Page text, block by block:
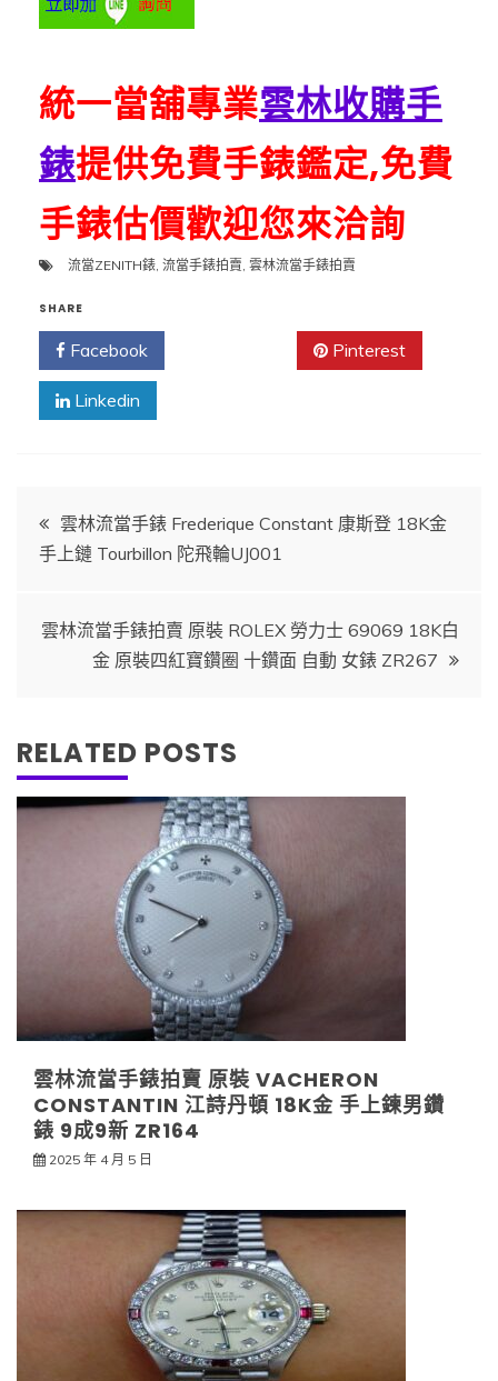
統一當舖專業雲林收購手
錶提供免費手錶鑑定,免費
手錶估價歡迎您來洽詢
流當ZENITH錶, 流當手錶拍賣, 雲林流當手錶拍賣
SHARE
Facebook Pinterest
Linkedin
文
章
導
雲林流當手錶 Frederique Constant 康斯登 18K金
手上鏈 Tourbillon 陀飛輪UJ001
雲林流當手錶拍賣 原裝 ROLEX 勞力士 69069 18K白
金 原裝四紅寶鑽圈 十鑽面 自動 女錶 ZR267
RELATED POSTS
雲林流當手錶拍賣 原裝 VACHERON
CONSTANTIN 江詩丹頓 18K金 手上鍊男鑽
錶 9成9新 ZR164
2025 年 4 月 5 日